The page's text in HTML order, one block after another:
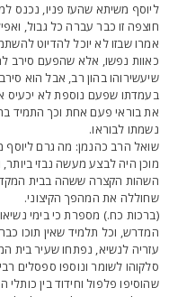
משיתא שהעז פניו, נכנס
זו כבר עברה כל גבול,
שבזו לא יוכל להדיוט
נפשו, אלא שהפעם סירב
בהון רב, אבל הוא סירב,
שפעם נוספת לא יכעיס את
בוראי פעם אחת וכך התמיד
לבוראו.
הרב כהנמן: מה גרם ליוסף
היה לבצע מעשה נבזי ביותר,
הקצרה ששהה בבית המקדש,
את המהפך הקיצוני.
כח.) מספרת כי בימי
וכל תלמיד שאין תוכו
לנשיא, נפתחו שעיר בית
לשומר ונוספו ספסלים
פלפול וחידוד בין כותלי